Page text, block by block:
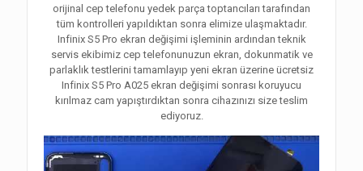
orijinal cep telefonu yedek parça toptancıları tarafından
tüm kontrolleri yapıldıktan sonra elimize ulaşmaktadır.
Infinix S5 Pro ekran değişimi işleminin ardından teknik
servis ekibimiz cep telefonunuzun ekran, dokunmatik ve
parlaklık testlerini tamamlayıp yeni ekran üzerine ücretsiz
Infinix S5 Pro A025 ekran değişimi sonrası koruyucu
kırılmaz cam yapıştırdıktan sonra cihazınızı size teslim
ediyoruz.